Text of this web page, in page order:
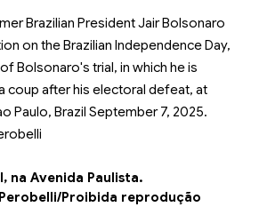
na Avenida Paulista.
Perobelli/Proibida reprodução